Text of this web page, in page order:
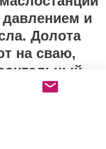
и
Долота
на сваю,
среза и